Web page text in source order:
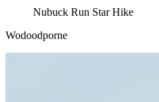
Nubuck Run Star Hike
Wodoodporne